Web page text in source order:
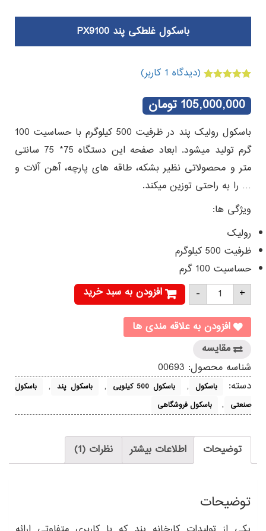
باسکول غلطکی پند PX9100
5.00از 5 در
امتیازدهی
مشتری
(دیدگاه 1 کاربر)
105,000,000 تومان
باسکول رولیک پند در ظرفیت 500 کیلوگرم با حساسیت 100
گرم تولید میشود. ابعاد صفحه این دستگاه 75* 75 سانتی
متر و محصولاتی نظیر بشکه، طاقه های پارچه، آهن آلات و
… را به راحتی توزین میکند.
ویژگی ها:
رولیک
ظرفیت 500 کیلوگرم
حساسیت 100 گرم
- باسکول
غلطکیپند
PX9100
عدد
+
افزودن به سبد خرید
افزودن به علاقه مندی ها
مقایسه
شناسه محصول: 00693
دسته:
باسکول , باسکول 500 کیلویی , باسکول پند ,
باسکول
صنعتی , باسکول فروشگاهی
توضیحات اطلاعات بیشتر نظرات (1)
توضیحات